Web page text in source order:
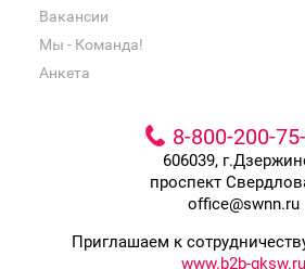
Вакансии
Мы - Команда!
Анкета
8-800-200-
606039,
проспект
office@swnn.ru
Приглашаем к
www.b2b-gksw.ru